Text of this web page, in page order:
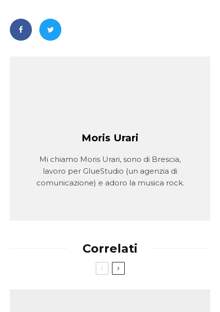
Moris Urari
Mi chiamo Moris Urari, sono di Brescia,
lavoro per GlueStudio (un agenzia di
comunicazione) e adoro la musica rock.
Correlati